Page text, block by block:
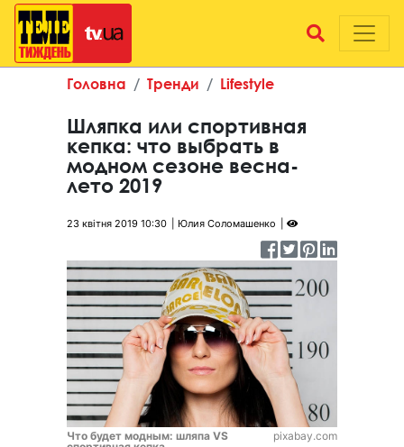
Головна Тренди Lifestyle
Шляпка или спортивная
кепка: что выбрать в
модном сезоне весна-
лето 2019
23 квітня 2019 10:30 Юлия Соломашенко
Что будет модным: шляпа VS
pixabay.com